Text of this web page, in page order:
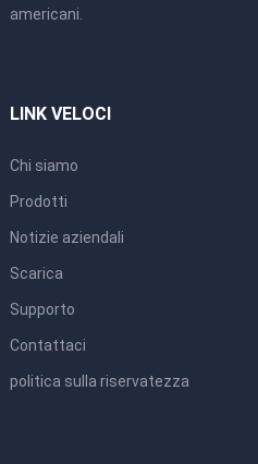
americani.
LINK VELOCI
Chi siamo
Prodotti
Notizie aziendali
Scarica
Supporto
Contattaci
politica sulla riservatezza